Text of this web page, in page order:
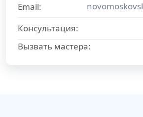
Email:
Консультация:
Вызвать мастера: